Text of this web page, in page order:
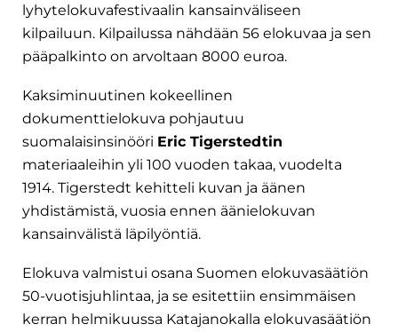
lyhytelokuvafestivaalin kansainväliseen
kilpailuun. Kilpailussa nähdään 56 elokuvaa ja sen
pääpalkinto on arvoltaan 8000 euroa.
Kaksiminuutinen kokeellinen
dokumenttielokuva pohjautuu
suomalaisinsinööri Eric Tigerstedtin
materiaaleihin yli 100 vuoden takaa, vuodelta
1914. Tigerstedt kehitteli kuvan ja äänen
yhdistämistä, vuosia ennen äänielokuvan
kansainvälistä läpilyöntiä.
Elokuva valmistui osana Suomen elokuvasäätiön
50-vuotisjuhlintaa, ja se esitettiin ensimmäisen
kerran helmikuussa Katajanokalla elokuvasäätiön